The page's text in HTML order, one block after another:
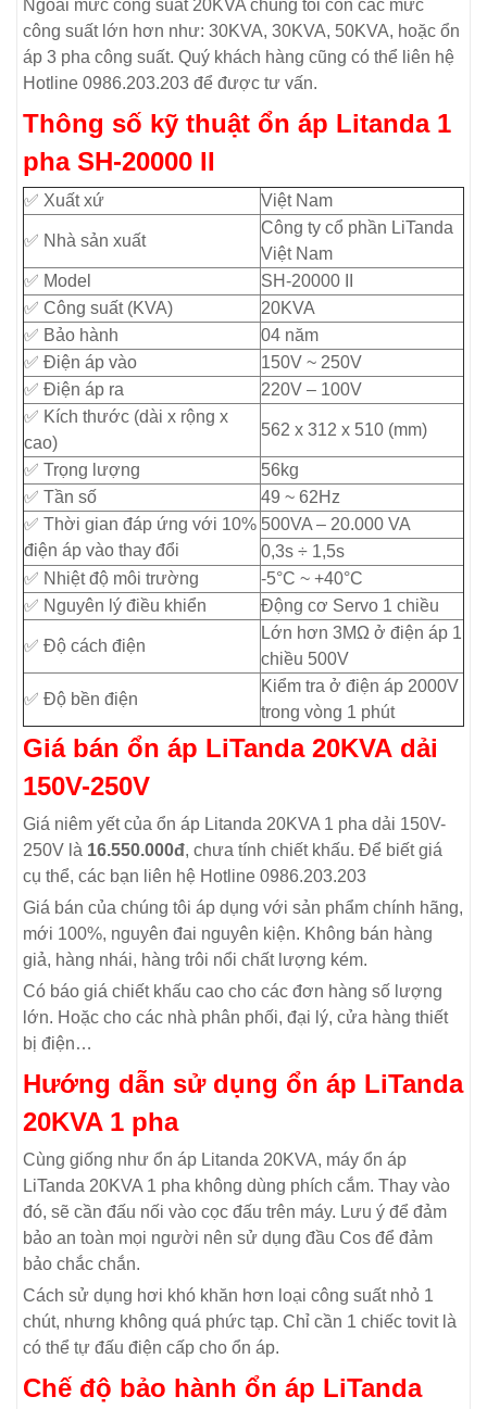
Ngoài mức công suất 20KVA chúng tôi còn các mức
công suất lớn hơn như: 30KVA, 30KVA, 50KVA, hoặc ổn
áp 3 pha công suất. Quý khách hàng cũng có thể liên hệ
Hotline 0986.203.203 để được tư vấn.
Thông số kỹ thuật ổn áp Litanda 1
pha SH-20000 II
✅ Xuất xứ Việt Nam
✅ Nhà sản xuất
Công ty cổ phần LiTanda
Việt Nam
✅ Model
SH-20000 II
✅ Công suất (KVA)
20KVA
✅ Bảo hành
04 năm
✅ Điện áp vào
150V ~ 250V
✅ Điện áp ra
220V – 100V
✅ Kích thước (dài x rộng x
cao)
562 x 312 x 510 (mm)
✅ Trọng lượng
56kg
✅ Tần số
49 ~ 62Hz
✅ Thời gian đáp ứng với 10%
điện áp vào thay đổi
500VA – 20.000 VA
0,3s ÷ 1,5s
✅ Nhiệt độ môi trường
-5°C ~ +40°C
✅ Nguyên lý điều khiển
Động cơ Servo 1 chiều
✅ Độ cách điện
Lớn hơn 3MΩ ở điện áp 1
chiều 500V
✅ Độ bền điện
Kiểm tra ở điện áp 2000V
trong vòng 1 phút
Giá bán ổn áp LiTanda 20KVA dải
150V-250V
Giá niêm yết của ổn áp Litanda 20KVA 1 pha dải 150V-
250V là 16.550.000đ, chưa tính chiết khấu. Để biết giá
cụ thể, các bạn liên hệ Hotline 0986.203.203
Giá bán của chúng tôi áp dụng với sản phẩm chính hãng,
mới 100%, nguyên đai nguyên kiện. Không bán hàng
giả, hàng nhái, hàng trôi nổi chất lượng kém.
Có báo giá chiết khấu cao cho các đơn hàng số lượng
lớn. Hoặc cho các nhà phân phối, đại lý, cửa hàng thiết
bị điện…
Hướng dẫn sử dụng ổn áp LiTanda
20KVA 1 pha
Cùng giống như ổn áp Litanda 20KVA, máy ổn áp
LiTanda 20KVA 1 pha không dùng phích cắm. Thay vào
đó, sẽ cần đấu nối vào cọc đấu trên máy. Lưu ý để đảm
bảo an toàn mọi người nên sử dụng đầu Cos để đảm
bảo chắc chắn.
Cách sử dụng hơi khó khăn hơn loại công suất nhỏ 1
chút, nhưng không quá phức tạp. Chỉ cần 1 chiếc tovit là
có thể tự đấu điện cấp cho ổn áp.
Chế độ bảo hành ổn áp LiTanda